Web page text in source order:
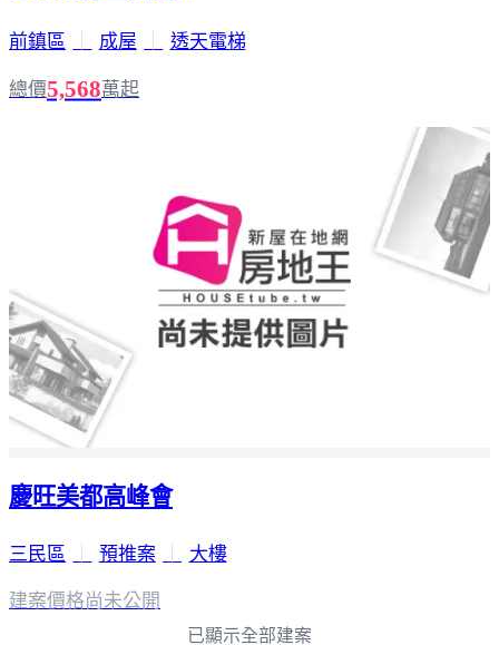
前鎮區 成屋 透天電梯
總價5,568萬起
慶旺美都高峰會
三民區 預推案 大樓
建案價格尚未公開
已顯示全部建案